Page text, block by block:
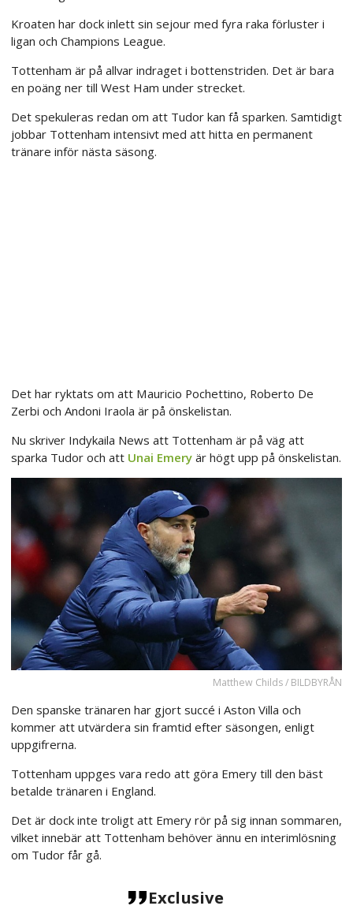
Kroaten har dock inlett sin sejour med fyra raka förluster i
ligan och Champions League.
Tottenham är på allvar indraget i bottenstriden. Det är bara
en poäng ner till West Ham under strecket.
Det spekuleras redan om att Tudor kan få sparken. Samtidigt
jobbar Tottenham intensivt med att hitta en permanent
tränare inför nästa säsong.
Det har ryktats om att Mauricio Pochettino, Roberto De
Zerbi och Andoni Iraola är på önskelistan.
Nu skriver Indykaila News att Tottenham är på väg att
sparka Tudor och att Unai Emery är högt upp på önskelistan.
Matthew Childs / BILDBYRÅN
Den spanske tränaren har gjort succé i Aston Villa och
kommer att utvärdera sin framtid efter säsongen, enligt
uppgifrerna.
Tottenham uppges vara redo att göra Emery till den bäst
betalde tränaren i England.
Det är dock inte troligt att Emery rör på sig innan sommaren,
vilket innebär att Tottenham behöver ännu en interimlösning
om Tudor får gå.
Exclusive